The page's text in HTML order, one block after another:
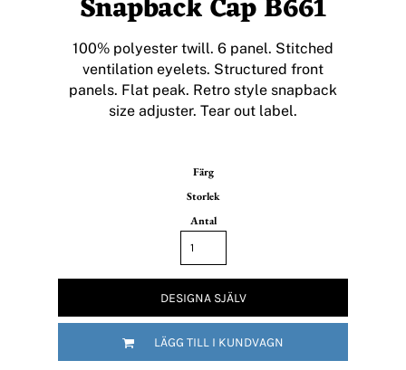
Snapback Cap B661
100% polyester twill. 6 panel. Stitched
ventilation eyelets. Structured front
panels. Flat peak. Retro style snapback
size adjuster. Tear out label.
Färg
Storlek
Antal
DESIGNA SJÄLV
LÄGG TILL I KUNDVAGN